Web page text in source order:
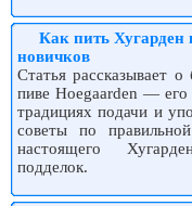
Как пить Хугарден
новичков
Статья рассказывает
пиве Hoegaarden — его
традициях подачи и
советы по
настоящего
подделок.